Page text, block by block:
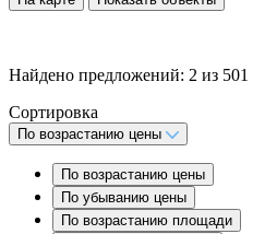
Найдено предложений: 2 из 501
Сортировка
По возрастанию цены
По возрастанию цены
По убыванию цены
По возрастанию площади